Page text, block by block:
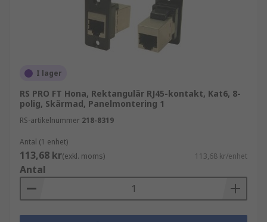
I lager
RS PRO FT Hona, Rektangulär RJ45-kontakt, Kat6, 8-
polig, Skärmad, Panelmontering 1
RS-artikelnummer 218-8319
Antal (1 enhet)
113,68 kr(exkl. moms) 113,68 kr/enhet
Antal